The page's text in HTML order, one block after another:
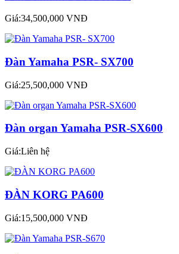
Giá:34,500,000 VNĐ
Đàn Yamaha PSR- SX700
Giá:25,500,000 VNĐ
Đàn organ Yamaha PSR-SX600
Giá:Liên hệ
ĐÀN KORG PA600
Giá:15,500,000 VNĐ